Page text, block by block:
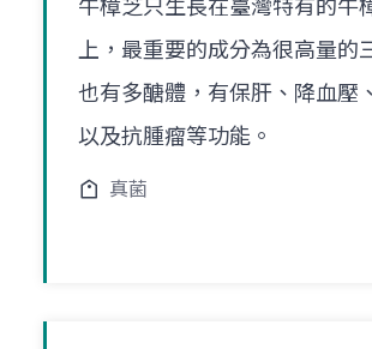
牛樟芝只生長在臺灣特有的牛
上，最重要的成分為很高量的
也有多醣體，有保肝、降血壓
以及抗腫瘤等功能。
真菌